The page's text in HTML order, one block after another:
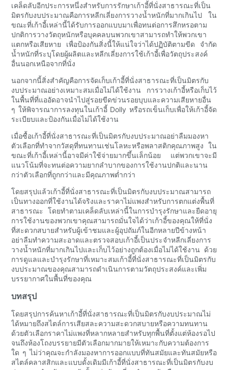
เคล็ดลับอีกประการหนึ่งสำหรับการรักษาเก้าอี้ที่นั่งสาธารณะที่เป็น
มิตรกับงบประมาณคือการหลีกเลี่ยงการวางน้ำหนักที่มากเกินไป ใน
ขณะที่เก้าอี้เหล่านี้ได้รับการออกแบบมาเพื่อทนต่อการสึกหรอตาม
ปกติการวางวัตถุหนักหรือบุคคลบนพวกเขาสามารถทำให้พวกเขา
แตกหรือเสียหาย เพื่อป้องกันสิ่งนี้ให้แน่ใจว่าได้ปฏิบัติตามขีด จำกัด
น้ำหนักที่ระบุโดยผู้ผลิตและหลีกเลี่ยงการใช้เก้าอี้เพื่อวัตถุประสงค์
อื่นนอกเหนือจากที่นั่ง
นอกจากนี้สิ่งสำคัญคือการจัดเก็บเก้าอี้ที่นั่งสาธารณะที่เป็นมิตรกับ
งบประมาณอย่างเหมาะสมเมื่อไม่ได้ใช้งาน การวางเก้าอี้หรือเก็บไว้
ในพื้นที่ที่แออัดอาจนำไปสู่รอยขีดข่วนรอยบุบและความเสียหายอื่น
ๆ ให้พิจารณาการลงทุนในเก้าอี้ Dolly หรือรถเข็นเก็บเพื่อให้เก้าอี้จัด
ระเบียบและป้องกันเมื่อไม่ได้ใช้งาน
เมื่อซื้อเก้าอี้ที่นั่งสาธารณะที่เป็นมิตรกับงบประมาณอย่าลืมมองหา
ตัวเลือกที่ทำจากวัสดุที่ทนทานเช่นโลหะหรือพลาสติกคุณภาพสูง ใน
ขณะที่เก้าอี้เหล่านี้อาจมีค่าใช้จ่ายมากขึ้นเล็กน้อย แต่พวกเขาจะมี
แนวโน้มที่จะทนต่อความยากลำบากของการใช้งานปกติและนาน
กว่าตัวเลือกที่ถูกกว่าและมีคุณภาพต่ำกว่า
โดยสรุปแล้วเก้าอี้ที่นั่งสาธารณะที่เป็นมิตรกับงบประมาณสามารถ
เป็นทางออกที่ใช้งานได้จริงและราคาไม่แพงสำหรับการตกแต่งพื้นที่
สาธารณะ โดยทำตามเคล็ดลับเหล่านี้ในการบำรุงรักษาและยืดอายุ
การใช้งานของพวกเขาคุณสามารถมั่นใจได้ว่าเก้าอี้ของคุณให้ที่นั่ง
ที่สะดวกสบายสำหรับผู้เข้าชมและผู้อุปถัมภ์ในอีกหลายปีข้างหน้า
อย่าลืมทำความสะอาดและตรวจสอบเก้าอี้เป็นประจำหลีกเลี่ยงการ
วางน้ำหนักที่มากเกินไปและเก็บไว้อย่างถูกต้องเมื่อไม่ได้ใช้งาน ด้วย
การดูแลและบำรุงรักษาที่เหมาะสมเก้าอี้ที่นั่งสาธารณะที่เป็นมิตรกับ
งบประมาณของคุณสามารถดำเนินการตามวัตถุประสงค์และเพิ่ม
บรรยากาศในพื้นที่ของคุณ
บทสรุป
โดยสรุปการค้นหาเก้าอี้ที่นั่งสาธารณะที่เป็นมิตรกับงบประมาณไม่
ได้หมายถึงสไตล์การเสียสละความสะดวกสบายหรือความทนทาน
ด้วยตัวเลือกราคาไม่แพงที่หลากหลายสำหรับทุกพื้นที่ตั้งแต่ห้องรอไป
จนถึงห้องโถงบรรยายมีตัวเลือกมากมายให้เหมาะกับความต้องการ
ใด ๆ ไม่ว่าคุณจะกำลังมองหาการออกแบบที่ทันสมัยและทันสมัยหรือ
สไตล์คลาสสิกและแบบดั้งเดิมมีเก้าอี้ที่นั่งสาธารณะที่เป็นมิตรกับงบ